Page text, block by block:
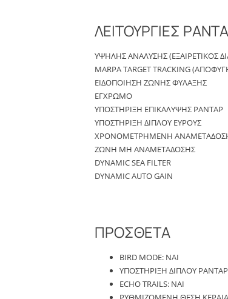
ΛΕΙΤΟΥΡΓΙΕΣ
ΥΨΗΛΗΣ ΑΝΑΛΥΣΗΣ
MARPA TARGET TRACKING
ΕΙΔΟΠΟΙΗΣΗ ΖΩΝΗΣ ΦΥΛΑΞΗΣ
ΕΓΧΡΩΜΟ
ΥΠΟΣΤΗΡΙΞΗ ΕΠΙΚΑΛΥΨΗΣ ΡΑΝΤΑΡ
ΥΠΟΣΤΗΡΙΞΗ ΔΙΠΛΟΥ ΕΥΡΟΥΣ
ΧΡΟΝΟΜΕΤΡΗΜΕΝΗ
ΖΩΝΗ ΜΗ ΑΝΑΜΕΤΑΔΟΣΗΣ
DYNAMIC SEA FILTER
DYNAMIC AUTO GAIN
ΠΡΟΣΘΕΤΑ
BIRD MODE: ΝΑΙ
ΥΠΟΣΤΗΡΙΞΗ ΔΙΠΛΟΥ
ECHO TRAILS: ΝΑΙ